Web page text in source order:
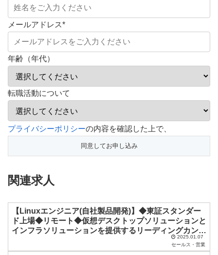
メールアドレス*
年齢（年代）
転職活動について
こ
フ
ー
は
の
プライバシーポリシーの内容を確認した上で、
関連求人
【Linuxエンジニア(自社製品開発)】◆東証スタンダー
ド上場◆リモート◆仮想デスクトップソリューションと
インフラソリューションを提供するリーディングカンパ
2025.01.07
セールス・営業